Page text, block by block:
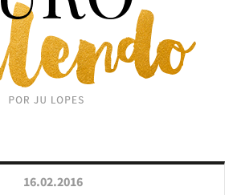
16.02.2016